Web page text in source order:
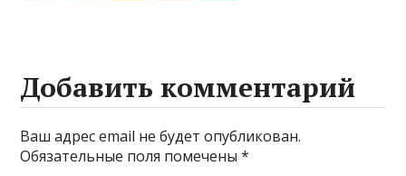
Добавить комментарий
Ваш адрес email не будет опубликован.
Обязательные поля помечены*